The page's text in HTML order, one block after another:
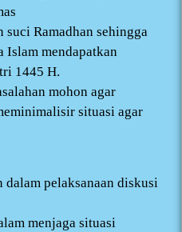
suci Ramadhan sehingga
Islam mendapatkan
1445 H.
mohon agar
situasi agar
dalam pelaksanaan diskusi
menjaga situasi